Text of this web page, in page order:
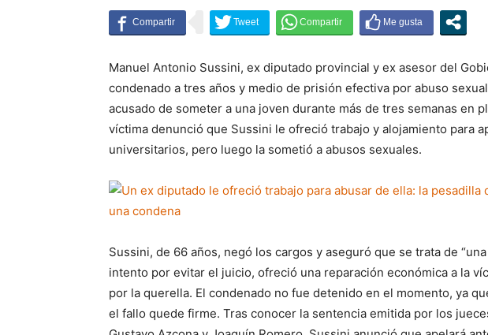
Manuel Antonio Sussini, ex diputado provincial y ex asesor del
condenado a tres años y medio de prisión efectiva por abuso
acusado de someter a una joven durante más de tres semanas en
víctima denunció que Sussini le ofreció trabajo y alojamiento para
universitarios, pero luego la sometió a abusos sexuales.
Sussini, de 66 años, negó los cargos y aseguró que se trata de
intento por evitar el juicio, ofreció una reparación económica a la
por la querella. El condenado no fue detenido en el momento, ya
el fallo quede firme. Tras conocer la sentencia emitida por los